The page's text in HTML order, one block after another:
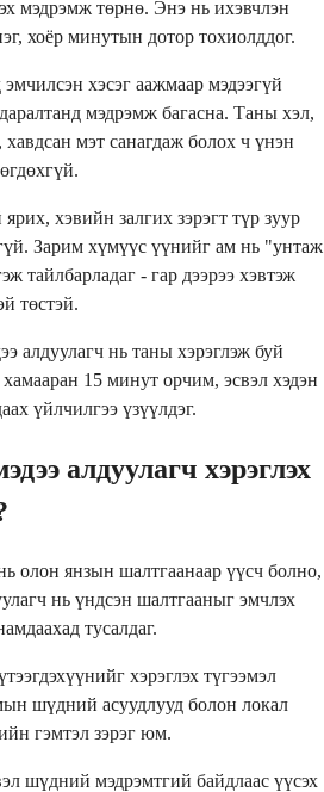
мэдрэмж төрнө. Энэ нь ихэвчлэн
хоёр минутын дотор тохиолддог.
хэсэг аажмаар мэдээгүй
мэдрэмж багасна. Таны хэл,
хавдсан мэт санагдаж болох ч үнэн
хэвийн залгих зэрэгт түр зуур
Зарим хүмүүс үүнийг ам нь "унтаж
тайлбарладаг - гар дээрээ хэвтэж
төстэй.
алдуулагч нь таны хэрэглэж буй
15 минут орчим, эсвэл хэдэн
үйлчилгээ үзүүлдэг.
алдуулагч хэрэглэх
олон янзын шалтгаанаар үүсч болно,
нь үндсэн шалтгааныг эмчлэх
тусалдаг.
хэрэглэх түгээмэл
шүдний асуудлууд болон локал
гэмтэл зэрэг юм.
шүдний мэдрэмтгий байдлаас үүсэх